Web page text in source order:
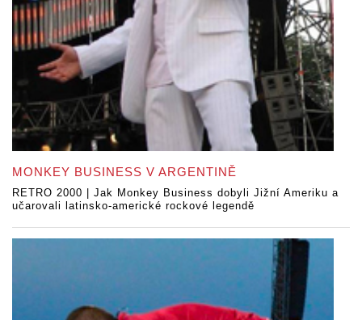
MONKEY BUSINESS V ARGENTINĚ
RETRO 2000 | Jak Monkey Business dobyli Jižní Ameriku a
učarovali latinsko-americké rockové legendě